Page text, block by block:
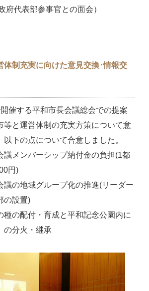
府代表部参事官との面会）
体制充実に向けた意見交換･情報交
催する平和市長会議総会での提案
等と運営体制の充実方策について意
以下の点について合意しました。
議メンバーシップ納付金の負担(1都
円)
議の地域グループ化の推進(リーダー
の設置)
種の配付・育成と平和記念公園内に
の分火・継承